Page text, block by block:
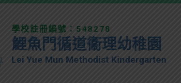
學校註冊編號：548278
鯉魚門循道衞理幼稚園
Lei Yue Mun Methodist Kindergarten